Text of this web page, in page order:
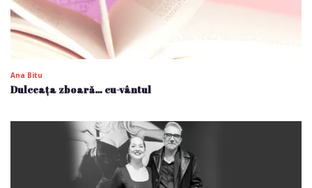
Ana Bitu
Dulceața zboară… cu-vântul